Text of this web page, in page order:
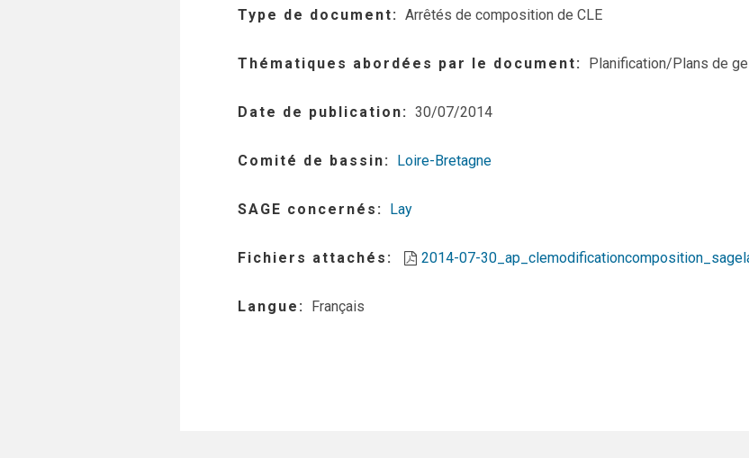
Type de document Arrêtés de composition de CLE
Thématiques abordées par le document Planification/Plans de
Date de publication 30/07/2014
Comité de bassin Loire-Bretagne
SAGE concernés Lay
Fichiers attachés 2014-07-
Langue Français